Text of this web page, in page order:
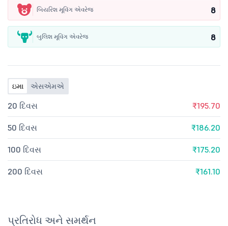
બિયરિશ મૂવિંગ એવરેજ 8
બુલિશ મૂવિંગ એવરેજ 8
ઇમા એસએમએ
20 દિવસ ₹195.70
50 દિવસ ₹186.20
100 દિવસ ₹175.20
200 દિવસ ₹161.10
પ્રતિરોધ અને સમર્થન